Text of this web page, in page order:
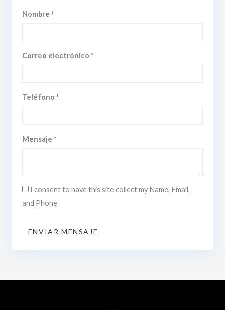
Nombre *
Correo electrónico *
Teléfono *
Mensaje *
I consent to have this site collect my Name, Email,
and Phone.
ENVIAR MENSAJE